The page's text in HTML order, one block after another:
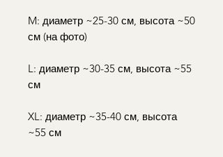
M: диаметр ~25-30 см, высота ~50
см (на фото)
L: диаметр ~30-35 см, высота ~55
см
XL: диаметр ~35-40 см, высота
~55 см